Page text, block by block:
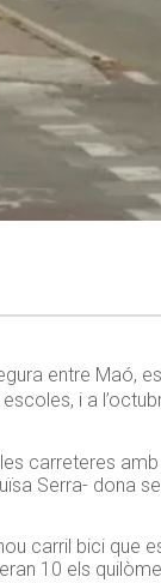
entre Maó,
i a
carreteres
Serra- dona
carril bici que
10 els